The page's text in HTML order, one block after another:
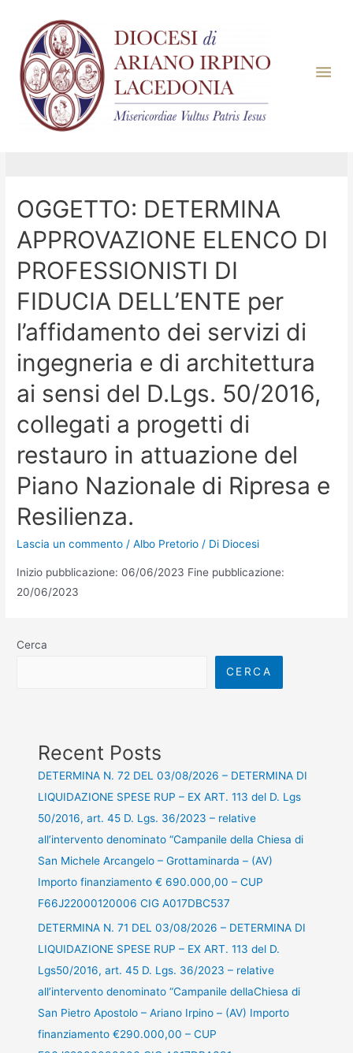
Giorno:6 Giugno
2023
OGGETTO: DETERMINA
APPROVAZIONE ELENCO DI
PROFESSIONISTI DI
FIDUCIA DELL’ENTE per
l’affidamento dei servizi di
ingegneria e di architettura
ai sensi del D.Lgs. 50/2016,
collegati a progetti di
restauro in attuazione del
Piano Nazionale di Ripresa e
Resilienza.
Lascia un commento /Albo Pretorio / Di Diocesi
Inizio pubblicazione: 06/06/2023 Fine pubblicazione:
20/06/2023
Cerca
CERCA
Recent Posts
DETERMINA N. 72 DEL 03/08/2026 – DETERMINA DI
LIQUIDAZIONE SPESE RUP – EX ART. 113 del D. Lgs
50/2016, art. 45 D. Lgs. 36/2023 – relative
all’intervento denominato “Campanile della Chiesa di
San Michele Arcangelo – Grottaminarda – (AV)
Importo finanziamento € 690.000,00 – CUP
F66J22000120006 CIG A017DBC537
DETERMINA N. 71 DEL 03/08/2026 – DETERMINA DI
LIQUIDAZIONE SPESE RUP – EX ART. 113 del D.
Lgs50/2016, art. 45 D. Lgs. 36/2023 – relative
all’intervento denominato “Campanile dellaChiesa di
San Pietro Apostolo – Ariano Irpino – (AV) Importo
finanziamento €290.000,00 – CUP